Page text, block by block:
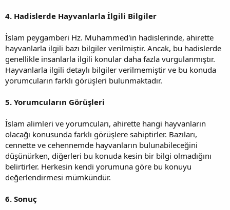
4. Hadislerde Hayvanlarla İlgili Bilgiler
İslam peygamberi Hz. Muhammed'in hadislerinde, ahirette
hayvanlarla ilgili bazı bilgiler verilmiştir. Ancak, bu hadislerde
genellikle insanlarla ilgili konular daha fazla vurgulanmıştır.
Hayvanlarla ilgili detaylı bilgiler verilmemiştir ve bu konuda
yorumcuların farklı görüşleri bulunmaktadır.
5. Yorumcuların Görüşleri
İslam alimleri ve yorumcuları, ahirette hangi hayvanların
olacağı konusunda farklı görüşlere sahiptirler. Bazıları,
cennette ve cehennemde hayvanların bulunabileceğini
düşünürken, diğerleri bu konuda kesin bir bilgi olmadığını
belirtirler. Herkesin kendi yorumuna göre bu konuyu
değerlendirmesi mümkündür.
6. Sonuç